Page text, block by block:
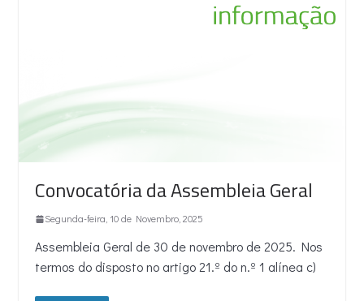
Convocatória da Assembleia Geral
Segunda-feira, 10 de Novembro, 2025
Assembleia Geral de 30 de novembro de 2025. Nos
termos do disposto no artigo 21.º do n.º 1 alínea c)